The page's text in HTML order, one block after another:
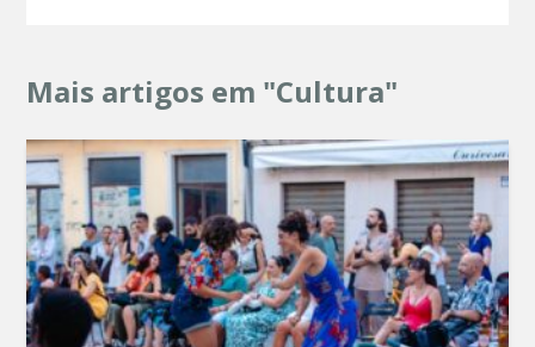
Mais artigos em "Cultura"